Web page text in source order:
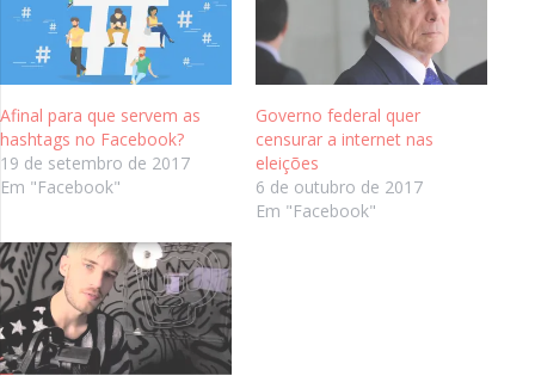
Afinal para que servem as
hashtags no Facebook?
19 de setembro de 2017
Em "Facebook"
Governo federal quer
censurar a internet nas
eleições
6 de outubro de 2017
Em "Facebook"